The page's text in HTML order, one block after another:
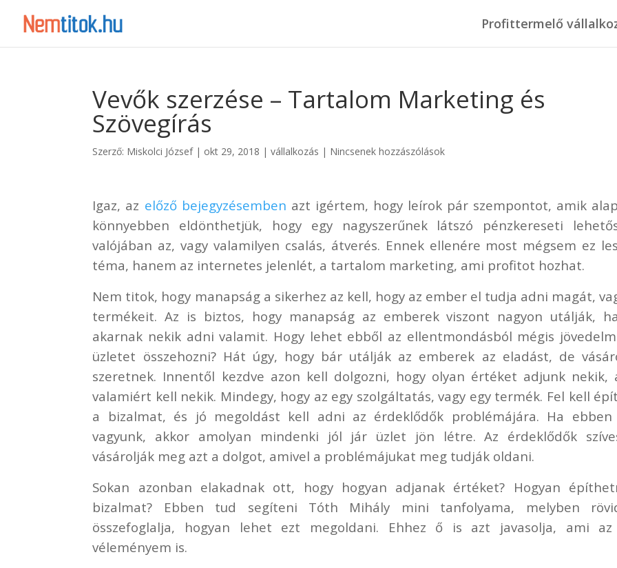
Profittermelő
Vevők szerzése – Tartalom Marketing és
Szövegírás
Szerző: Miskolci József| okt 29, 2018 |vállalkozás | Nincsenek hozzászólások
Igaz, az előző bejegyzésemben azt igértem, hogy leírok pár szempontot, amik
könnyebben eldönthetjük, hogy egy nagyszerűnek látszó pénzkereseti
valójában az, vagy valamilyen csalás, átverés. Ennek ellenére most mégsem ez
téma, hanem az internetes jelenlét, a tartalom marketing, ami profitot hozhat.
Nem titok, hogy manapság a sikerhez az kell, hogy az ember el tudja adni magát,
termékeit. Az is biztos, hogy manapság az emberek viszont nagyon utálják,
akarnak nekik adni valamit. Hogy lehet ebből az ellentmondásból mégis
üzletet összehozni? Hát úgy, hogy bár utálják az emberek az eladást, de
szeretnek. Innentől kezdve azon kell dolgozni, hogy olyan értéket adjunk nekik,
valamiért kell nekik. Mindegy, hogy az egy szolgáltatás, vagy egy termék. Fel kell
a bizalmat, és jó megoldást kell adni az érdeklődők problémájára. Ha ebben
vagyunk, akkor amolyan mindenki jól jár üzlet jön létre. Az érdeklődők
vásárolják meg azt a dolgot, amivel a problémájukat meg tudják oldani.
Sokan azonban elakadnak ott, hogy hogyan adjanak értéket? Hogyan
bizalmat? Ebben tud segíteni Tóth Mihály mini tanfolyama, melyben
összefoglalja, hogyan lehet ezt megoldani. Ehhez ő is azt javasolja, ami
véleményem is.